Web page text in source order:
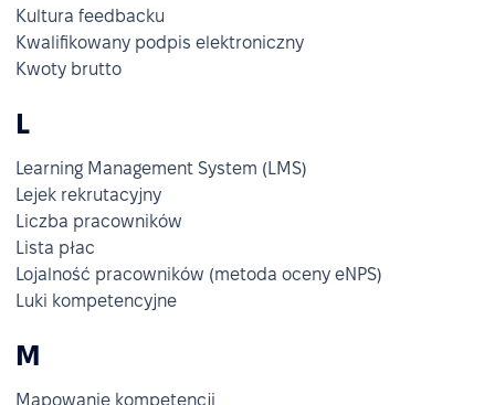
Kultura feedbacku
Kwalifikowany podpis elektroniczny
Kwoty brutto
L
Learning Management System (LMS)
Lejek rekrutacyjny
Liczba pracowników
Lista płac
Lojalność pracowników (metoda oceny eNPS)
Luki kompetencyjne
M
Mapowanie kompetencji